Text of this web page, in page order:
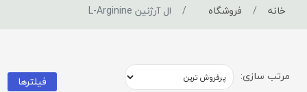
خانه فروشگاه ال آرژنین L-Arginine
مرتب سازی: فیلترها